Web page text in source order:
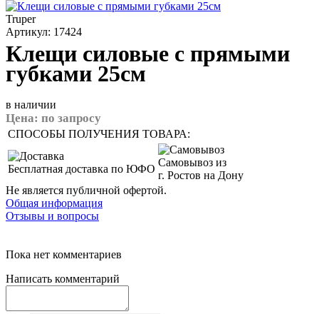
Truper
Артикул: 17424
Клещи силовые с прямыми
губками 25см
в наличии
Цена: по запросу
СПОСОБЫ ПОЛУЧЕНИЯ ТОВАРА:
Бесплатная доставка по ЮФО
Самовывоз из
г. Ростов на Дону
Не является публичной офертой.
Общая информация
Отзывы и вопросы
Пока нет комментариев
Написать комментарий